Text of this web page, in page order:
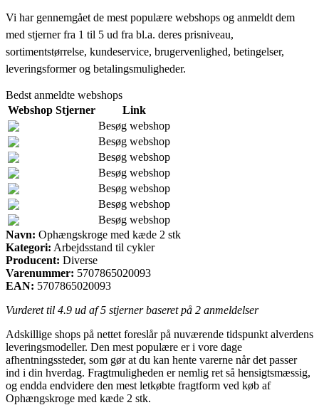
Vi har gennemgået de mest populære webshops og anmeldt dem
med stjerner fra 1 til 5 ud fra bl.a. deres prisniveau,
sortimentstørrelse, kundeservice, brugervenlighed, betingelser,
leveringsformer og betalingsmuligheder.
Bedst anmeldte webshops
Webshop Stjerner
Link
Besøg webshop
Besøg webshop
Besøg webshop
Besøg webshop
Besøg webshop
Besøg webshop
Besøg webshop
Navn: Ophængskroge med kæde 2 stk
Kategori: Arbejdsstand til cykler
Producent: Diverse
Varenummer: 5707865020093
EAN: 5707865020093
Vurderet til 4.9 ud af 5 stjerner baseret på 2 anmeldelser
Adskillige shops på nettet foreslår på nuværende tidspunkt alverdens
leveringsmodeller. Den mest populære er i vore dage
afhentningssteder, som gør at du kan hente varerne når det passer
ind i din hverdag. Fragtmuligheden er nemlig ret så hensigtsmæssig,
og endda endvidere den mest letkøbte fragtform ved køb af
Ophængskroge med kæde 2 stk.